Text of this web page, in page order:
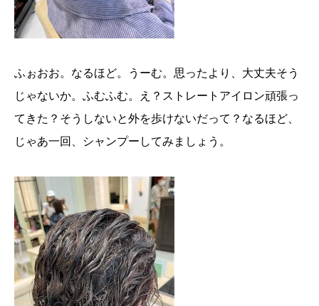
ふぉおお。なるほど。うーむ。思ったより、大丈夫そう
じゃないか。ふむふむ。え？ストレートアイロン頑張っ
てきた？そうしないと外を歩けないだって？なるほど、
じゃあ一回、シャンプーしてみましょう。